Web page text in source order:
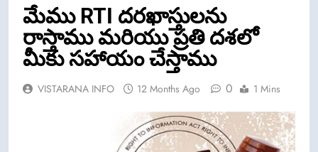
మేము RTI దరఖాస్తులను
రాస్తాము మరియు ప్రతి దశలో
మీకు సహాయం చేస్తాము
VISTARANA INFO 12 Months Ago 0 1 Mins